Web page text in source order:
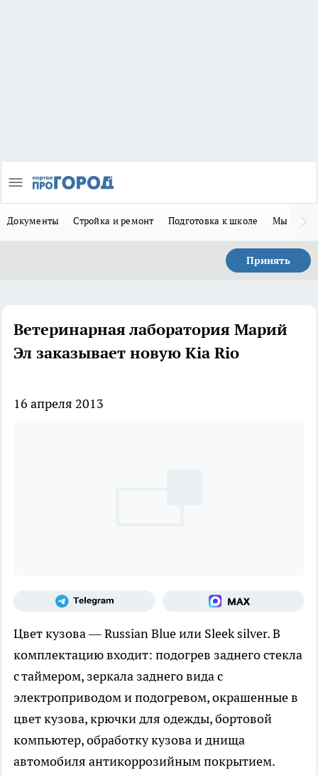
Документы Стройка и ремонт Подготовка к школе Мы в MAX
Принять
Ветеринарная лаборатория Марий
Эл заказывает новую Kia Rio
16 апреля 2013
Цвет кузова — Russian Blue или Sleek silver. В
комплектацию входит: подогрев заднего стекла
с таймером, зеркала заднего вида с
электроприводом и подогревом, окрашенные в
цвет кузова, крючки для одежды, бортовой
компьютер, обработку кузова и днища
автомобиля антикоррозийным покрытием.